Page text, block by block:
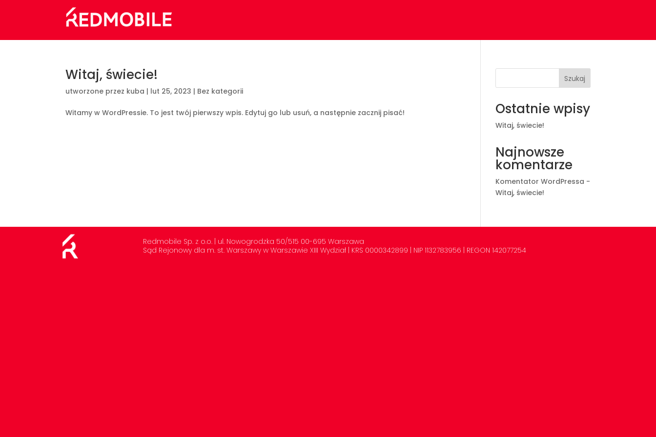
Witaj, świecie!
utworzone przez kuba | lut 25, 2023 | Bez kategorii
Witamy w WordPressie. To jest twój pierwszy wpis. Edytuj go lub usuń, a następnie zacznij pisać!
Szukaj
Ostatnie wpisy
Witaj, świecie!
Najnowsze
komentarze
Komentator WordPressa -
Witaj, świecie!
Redmobile Sp. z o.o. | ul. Nowogrodzka 50/515 00-695 Warszawa
Sąd Rejonowy dla m. st. Warszawy w Warszawie XIII Wydział | KRS 0000342899 | NIP 1132783956 | REGON 142077254